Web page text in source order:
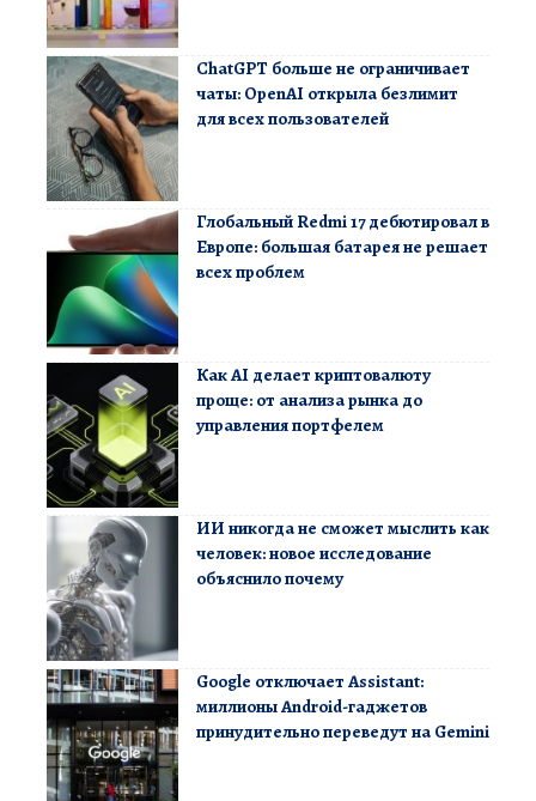
ChatGPT больше не ограничивает
чаты: OpenAI открыла безлимит
для всех пользователей
Глобальный Redmi 17 дебютировал в
Европе: большая батарея не решает
всех проблем
Как AI делает криптовалюту
проще: от анализа рынка до
управления портфелем
ИИ никогда не сможет мыслить как
человек: новое исследование
объяснило почему
Google отключает Assistant:
миллионы Android-гаджетов
принудительно переведут на Gemini